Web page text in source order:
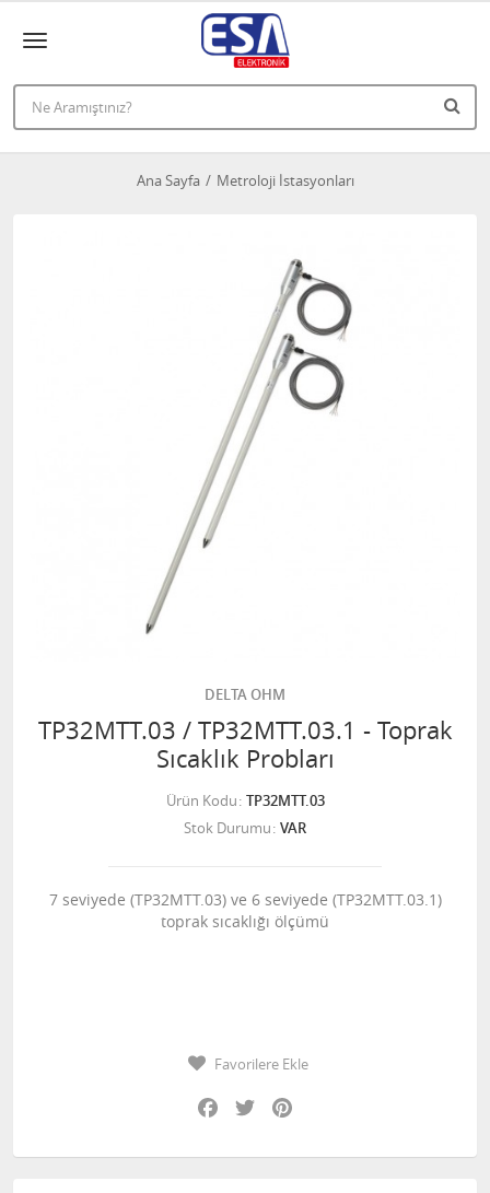
Ana Sayfa Metroloji İstasyonları
DELTA OHM
TP32MTT.03 / TP32MTT.03.1 - Toprak
Sıcaklık Probları
Ürün Kodu TP32MTT.03
Stok Durumu VAR
7 seviyede (TP32MTT.03) ve 6 seviyede (TP32MTT.03.1)
toprak sıcaklığı ölçümü
Favorilere Ekle
Facebook
Twitter